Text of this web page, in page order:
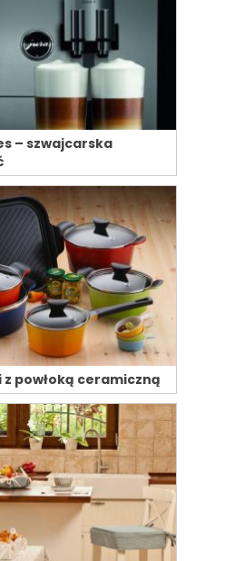
– szwajcarska
powłoką ceramiczną